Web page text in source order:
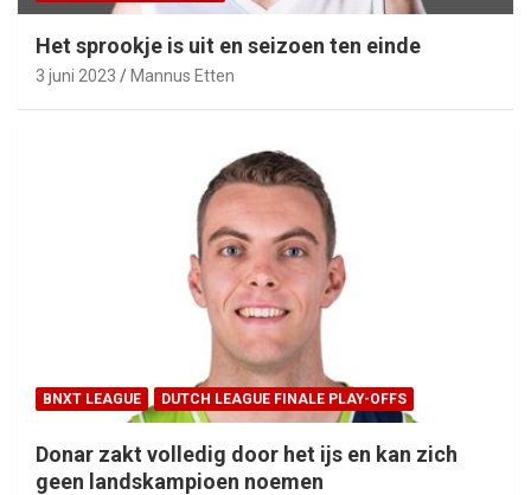
Het sprookje is uit en seizoen ten einde
3 juni 2023 Mannus Etten
BNXT LEAGUE DUTCH LEAGUE FINALE PLAY-OFFS
Donar zakt volledig door het ijs en kan zich
geen landskampioen noemen